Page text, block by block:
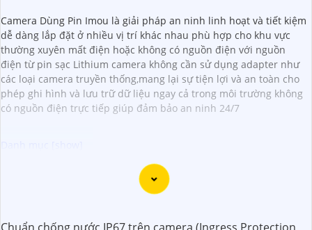
Camera Dùng Pin Imou là giải pháp an ninh linh hoạt và tiết kiệm
dễ dàng lắp đặt ở nhiều vị trí khác nhau phù hợp cho khu vực
thường xuyên mất điện hoặc không có nguồn điện với nguồn
điện từ pin sạc Lithium camera không cần sử dụng adapter như
các loại camera truyền thống,mang lại sự tiện lợi và an toàn cho
phép ghi hình và lưu trữ dữ liệu ngay cả trong môi trường không
có nguồn điện trực tiếp giúp đảm bảo an ninh 24/7
Dưới đây là 5 lý do để bạn chọn lắp Camera Wifi Imou giá